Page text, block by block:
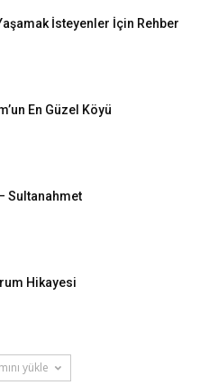
İsteyenler İçin Rehber
En Güzel Köyü
Sultanahmet
Hikayesi
yükle